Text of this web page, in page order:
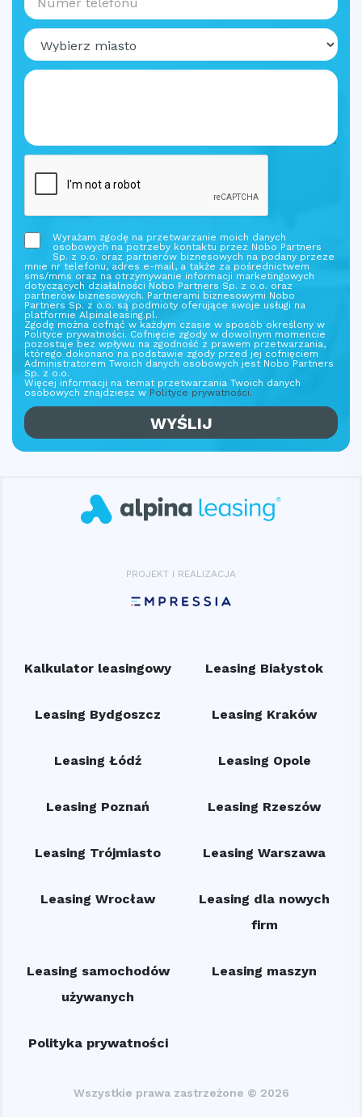
Wyrażam zgodę na przetwarzanie moich danych
osobowych na potrzeby kontaktu przez Nobo Partners
Sp. z o.o. oraz partnerów biznesowych na podany przeze
mnie nr telefonu, adres e-mail, a także za pośrednictwem
sms/mms oraz na otrzymywanie informacji marketingowych
dotyczących działalności Nobo Partners Sp. z o.o. oraz
partnerów biznesowych. Partnerami biznesowymi Nobo
Partners Sp. z o.o. są podmioty oferujące swoje usługi na
platformie Alpinaleasing.pl.
Zgodę można cofnąć w każdym czasie w sposób określony w
Polityce prywatności. Cofnięcie zgody w dowolnym momencie
pozostaje bez wpływu na zgodność z prawem przetwarzania,
którego dokonano na podstawie zgody przed jej cofnięciem
Administratorem Twoich danych osobowych jest Nobo Partners
Sp. z o.o.
Więcej informacji na temat przetwarzania Twoich danych
osobowych znajdziesz w Polityce prywatności.
PROJEKT I REALIZACJA
Kalkulator leasingowy Leasing Białystok
Leasing Bydgoszcz Leasing Kraków
Leasing Łódź Leasing Opole
Leasing Poznań Leasing Rzeszów
Leasing Trójmiasto Leasing Warszawa
Leasing Wrocław
Leasing dla nowych
firm
Leasing samochodów
używanych
Leasing maszyn
Polityka prywatności
Wszystkie prawa zastrzeżone © 2026